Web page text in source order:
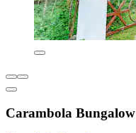
Carambola Bungalow